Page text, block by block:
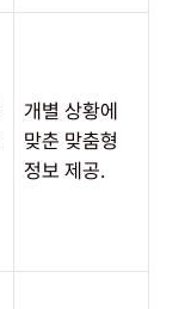
개별 상황에
맞춘 맞춤형
정보 제공.